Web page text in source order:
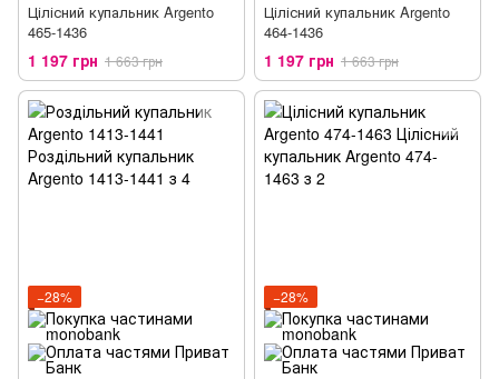
Цілісний купальник Argento
465-1436
1 197 грн 1 663 грн
Цілісний купальник Argento
464-1436
1 197 грн 1 663 грн
−28% −28%